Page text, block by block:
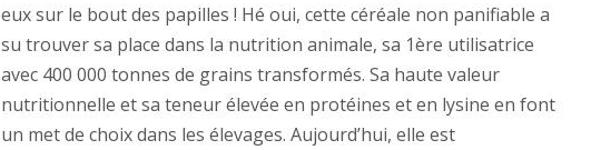
eux sur le bout des papilles ! Hé oui, cette céréale non panifiable a
su trouver sa place dans la nutrition animale, sa 1ère utilisatrice
avec 400 000 tonnes de grains transformés. Sa haute valeur
nutritionnelle et sa teneur élevée en protéines et en lysine en font
un met de choix dans les élevages. Aujourd’hui, elle est